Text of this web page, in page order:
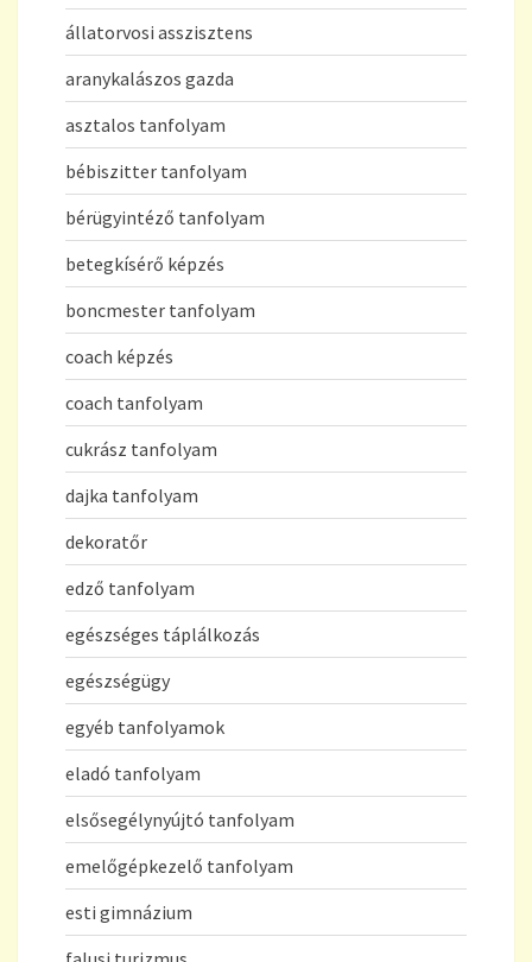
állatorvosi asszisztens
aranykalászos gazda
asztalos tanfolyam
bébiszitter tanfolyam
bérügyintéző tanfolyam
betegkísérő képzés
boncmester tanfolyam
coach képzés
coach tanfolyam
cukrász tanfolyam
dajka tanfolyam
dekoratőr
edző tanfolyam
egészséges táplálkozás
egészségügy
egyéb tanfolyamok
eladó tanfolyam
elsősegélynyújtó tanfolyam
emelőgépkezelő tanfolyam
esti gimnázium